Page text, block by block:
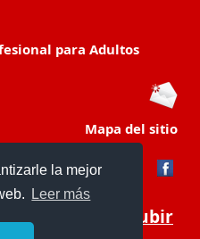
la mejor
Leer más
para Adultos
Mapa del sitio
Subir